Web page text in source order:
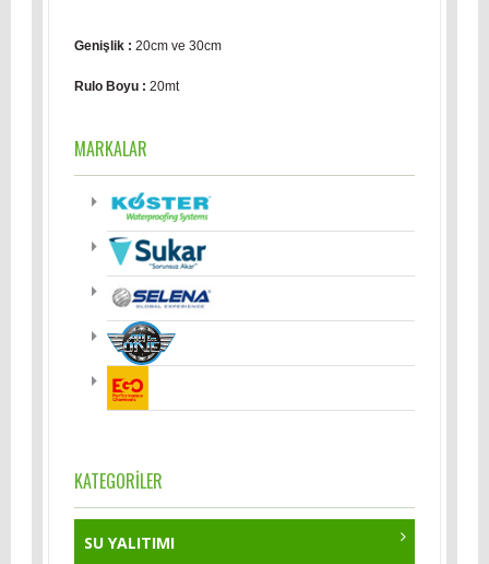
Genişlik : 20cm ve 30cm
Rulo Boyu : 20mt
MARKALAR
KATEGORİLER
SU YALITIMI